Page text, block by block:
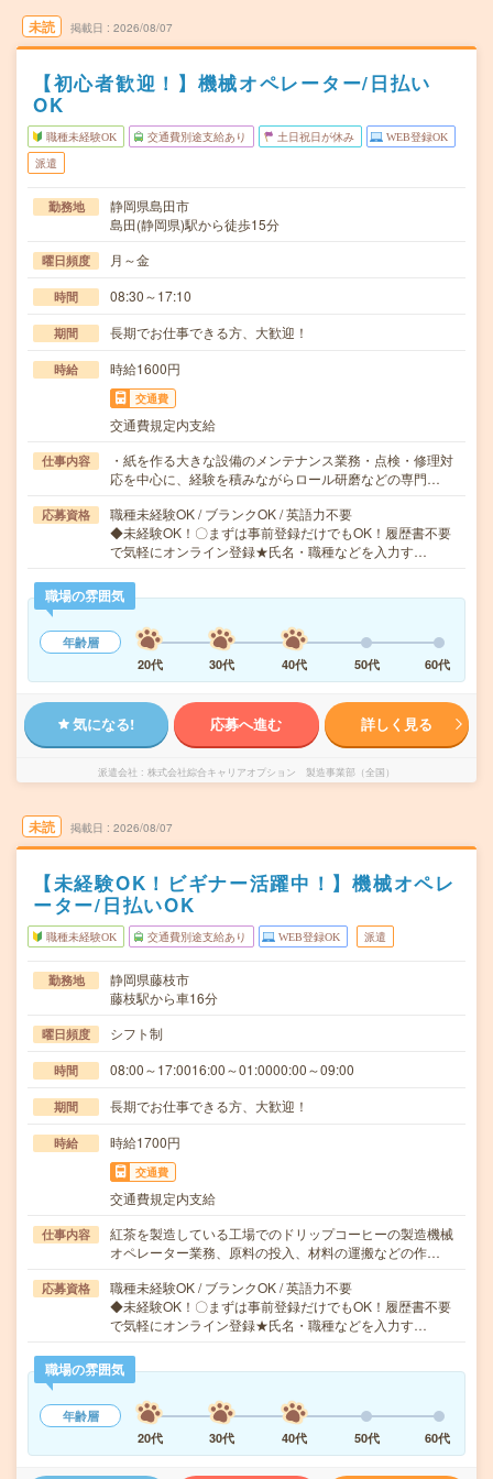
未読 掲載日 2026/08/07
【初心者歓迎！】機械オペレーター/日払い
OK
職種未経験OK 交通費別途支給あり 土日祝日が休み WEB登録OK
派遣
勤務地
静岡県島田市
島田(静岡県)駅から徒歩15分
曜日頻度 月～金
時間 08:30～17:10
期間 長期でお仕事できる方、大歓迎！
時給 時給1600円
交通費
交通費規定内支給
仕事内容
・紙を作る大きな設備のメンテナンス業務・点検・修理対
応を中心に、経験を積みながらロール研磨などの専門…
応募資格
職種未経験OK / ブランクOK / 英語力不要
◆未経験OK！〇まずは事前登録だけでもOK！履歴書不要
で気軽にオンライン登録★氏名・職種などを入力す…
職場の雰囲気
年齢層
20代
30代 40代 50代 60代
気になる! 応募へ進む 詳しく見る
派遣会社 株式会社綜合キャリアオプション 製造事業部（全国）
未読 掲載日 2026/08/07
【未経験OK！ビギナー活躍中！】機械オペレ
ーター/日払いOK
職種未経験OK 交通費別途支給あり WEB登録OK 派遣
勤務地
静岡県藤枝市
藤枝駅から車16分
曜日頻度 シフト制
時間 08:00～17:0016:00～01:0000:00～09:00
期間 長期でお仕事できる方、大歓迎！
時給 時給1700円
交通費
交通費規定内支給
仕事内容
紅茶を製造している工場でのドリップコーヒーの製造機械
オペレーター業務、原料の投入、材料の運搬などの作…
応募資格
職種未経験OK / ブランクOK / 英語力不要
◆未経験OK！〇まずは事前登録だけでもOK！履歴書不要
で気軽にオンライン登録★氏名・職種などを入力す…
職場の雰囲気
年齢層
20代
30代 40代 50代 60代